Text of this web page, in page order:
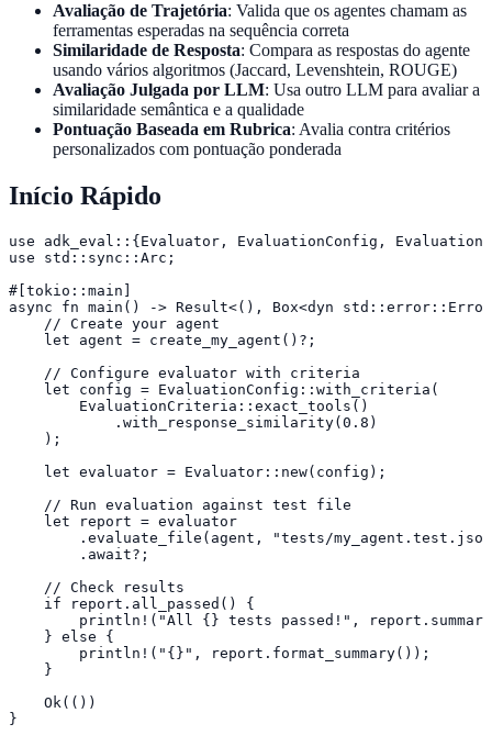
Avaliação de Trajetória: Valida que os agentes chamam as
ferramentas esperadas na sequência correta
Similaridade de Resposta: Compara as respostas do agente
usando vários algoritmos (Jaccard, Levenshtein, ROUGE)
Avaliação Julgada por LLM: Usa outro LLM para avaliar a
similaridade semântica e a qualidade
Pontuação Baseada em Rubrica: Avalia contra critérios
personalizados com pontuação ponderada
Início Rápido
use adk_eval::{Evaluator, EvaluationConfig,
use std::sync::Arc;
#[tokio::main]
async fn main() -> Result<(), Box<dyn
    // Create your agent
    let agent = create_my_agent()?;
    // Configure evaluator with criteria
    let config = EvaluationConfig::with_criteria(
        EvaluationCriteria::exact_tools()
            .with_response_similarity(0.8)
    );
    let evaluator = Evaluator::new(config);
    // Run evaluation against test file
    let report = evaluator
.evaluate_file(agent, "tests/
        .await?;
    // Check results
    if report.all_passed() {
println!("All {} tests passed!",
    } else {
        println!("{}", report.format_summary());
    }
    Ok(())
}